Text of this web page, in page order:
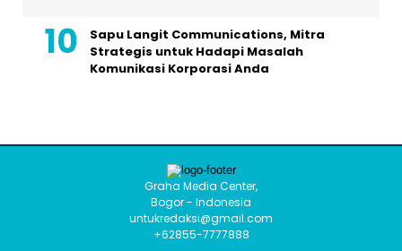
Sapu Langit Communications, Mitra
Strategis untuk Hadapi Masalah
Komunikasi Korporasi Anda
Graha Media Center,
Bogor - Indonesia
untukredaksi@gmail.com
+62855-7777888